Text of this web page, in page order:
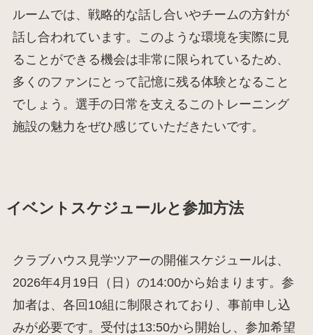
ルームでは、戦略的な話し合いやチームの方針が
話し合われています。このような環境を実際に見
ることができる機会は非常に限られているため、
多くのファンにとって記憶に残る体験となること
でしょう。選手の日常を支えるこのトレーニング
施設の魅力をぜひ感じていただきたいです。
イベントスケジュールと参加方法
クラブハウス見学ツアーの開催スケジュールは、
2026年4月19日（日）の14:00から始まります。参
加者は、各回10組に制限されており、事前申し込
みが必要です。受付は13:50から開始し、参加希望